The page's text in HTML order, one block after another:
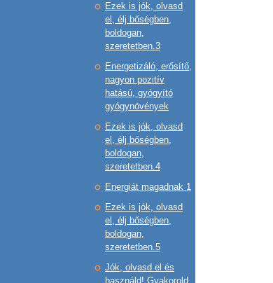
Ezek is jók, olvasd
el, élj bőségben,
boldogan,
szeretetben.3
Energetizáló, erősítő,
nagyon pozitív
hatású, gyógyító
gyógynövények
Ezek is jók, olvasd
el, élj bőségben,
boldogan,
szeretetben.4
Energiát magadnak 1
Ezek is jók, olvasd
el, élj bőségben,
boldogan,
szeretetben.5
Jók, olvasd el és
használd! Gyakorold,